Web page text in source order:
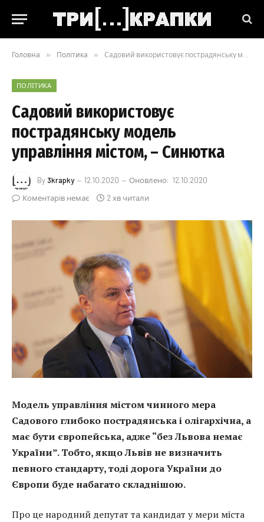
Головна » Політика » Садовий використовує пострадянську модель управління містом, – Синютка
ПОЛІТИКА
Садовий використовує
пострадянську модель
управління містом, – Синютка
By 3krapky 12.10.2020 Оновлено: 12.10.2020
Коментарів немає
2 хв читали
Модель управління містом чинного мера
Садового глибоко пострадянська і олігархічна, а
має бути європейська, адже “без Львова немає
України”. Тобто, якщо Львів не визначить
певного стандарту, тоді дорога України до
Європи буде набагато складнішою.
Про це народний депутат та кандидат у мери міста